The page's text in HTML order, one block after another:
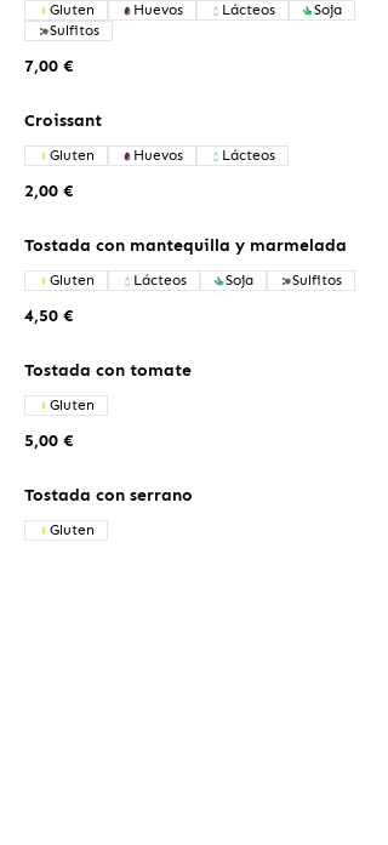
7,00 €
Gluten Huevos Lácteos
Soja
Sulfitos
Croissant
2,00 €
Gluten Huevos Lácteos
Tostada con mantequilla y marmelada
4,50 €
Gluten Lácteos Soja Sulfitos
Tostada con tomate
5,00 €
Gluten
Tostada con serrano
Gluten